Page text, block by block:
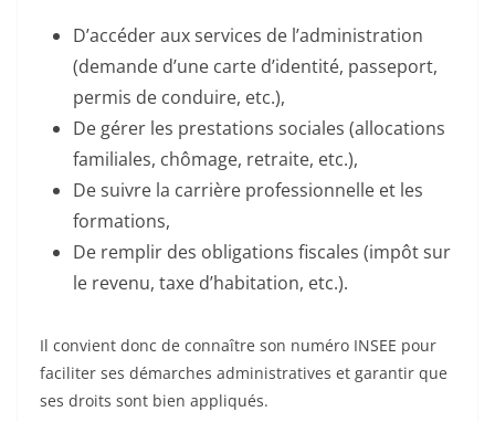
D’accéder aux services de l’administration
(demande d’une carte d’identité, passeport,
permis de conduire, etc.),
De gérer les prestations sociales (allocations
familiales, chômage, retraite, etc.),
De suivre la carrière professionnelle et les
formations,
De remplir des obligations fiscales (impôt sur
le revenu, taxe d’habitation, etc.).
Il convient donc de connaître son numéro INSEE pour
faciliter ses démarches administratives et garantir que
ses droits sont bien appliqués.